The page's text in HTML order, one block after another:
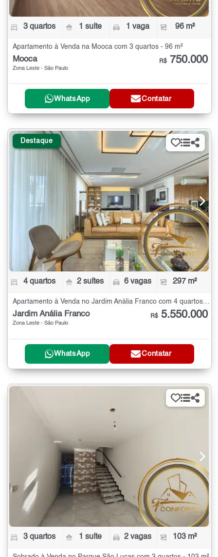
3 quartos 1 suíte 1 vaga 96 m²
Apartamento à Venda na Mooca com 3 quartos - 96 m²
Mooca
Zona Leste - São Paulo
R$ 750.000
WhatsApp Contatar
Destaque
4 quartos 2 suítes 6 vagas 297 m²
Apartamento à Venda no Jardim Anália Franco com 4 quartos - 297 m²
Jardim Anália Franco
Zona Leste - São Paulo
R$ 5.550.000
WhatsApp Contatar
3 quartos 1 suíte 2 vagas 103 m²